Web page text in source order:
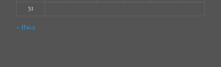
31
« Июл